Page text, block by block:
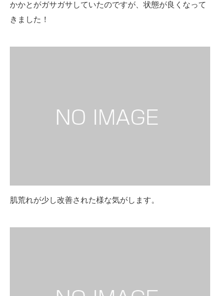
かかとがガサガサしていたのですが、状態が良くなって
きました！
肌荒れが少し改善された様な気がします。